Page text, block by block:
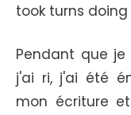
took turns
Pendant que
j'ai ri, j'ai été
mon écriture